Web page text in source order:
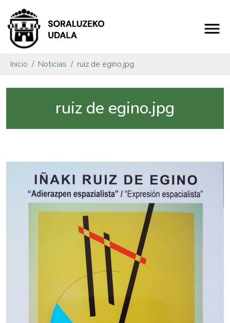
Inicio Noticias ruiz de egino.jpg
ruiz de egino.jpg